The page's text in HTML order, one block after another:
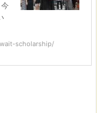
scholarship/